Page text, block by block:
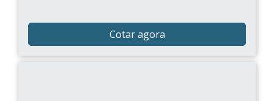
Cotar agora